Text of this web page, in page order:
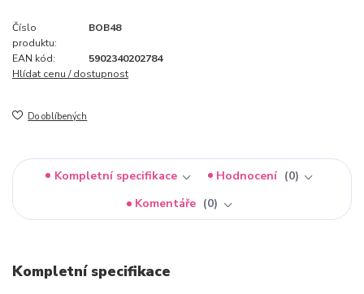
Číslo
produktu:
BOB48
EAN kód:
5902340202784
Hlídat cenu / dostupnost
Do oblíbených
Kompletní specifikace Hodnocení
0
Komentáře
0
Kompletní specifikace